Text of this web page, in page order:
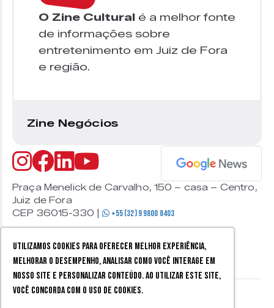
Utilizamos cookies para oferecer melhor experiência,
melhorar o desempenho, analisar como você interage em
nosso site e personalizar conteúdo. Ao utilizar este site,
você concorda com o uso de cookies.
O Zine Cultural é a melhor fonte
de informações sobre
entretenimento em Juiz de Fora
e região.
Zine Negócios
Praça Menelick de Carvalho, 150 – casa – Centro,
Juiz de Fora
CEP 36015-330 |
+55 (32) 9 9800 8403